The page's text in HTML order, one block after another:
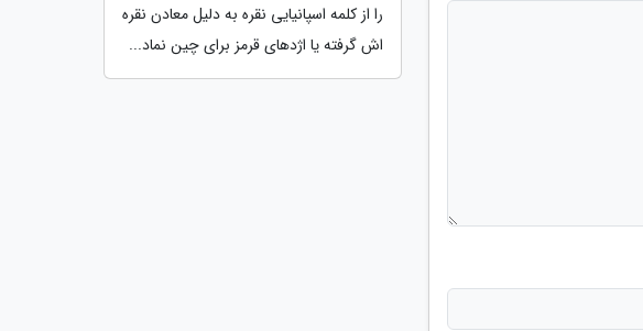
را از کلمه اسپانیایی نقره به دلیل معادن نقره
اش گرفته یا اژدهای قرمز برای چین نماد...